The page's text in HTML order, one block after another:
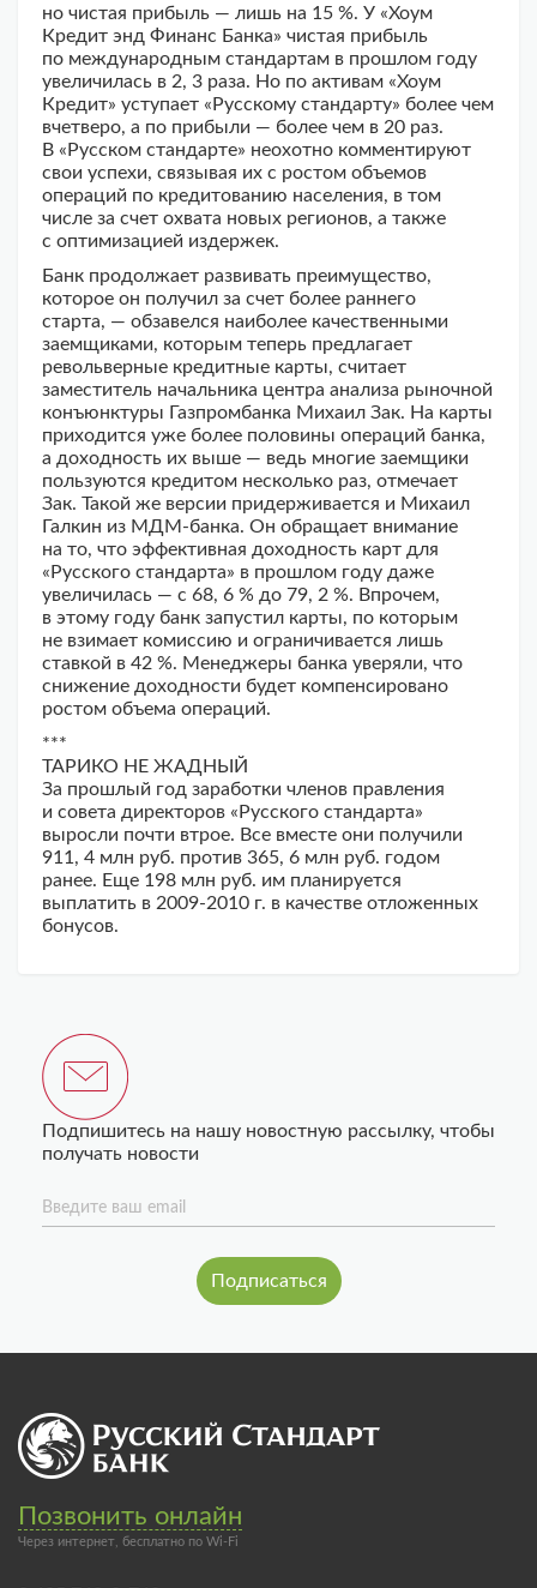
но чистая прибыль — лишь на 15 %. У «Хоум
Кредит энд Финанс Банка» чистая прибыль
по международным стандартам в прошлом году
увеличилась в 2, 3 раза. Но по активам «Хоум
Кредит» уступает «Русскому стандарту» более чем
вчетверо, а по прибыли — более чем в 20 раз.
В «Русском стандарте» неохотно комментируют
свои успехи, связывая их с ростом объемов
операций по кредитованию населения, в том
числе за счет охвата новых регионов, а также
с оптимизацией издержек.
Банк продолжает развивать преимущество,
которое он получил за счет более раннего
старта, — обзавелся наиболее качественными
заемщиками, которым теперь предлагает
револьверные кредитные карты, считает
заместитель начальника центра анализа рыночной
конъюнктуры Газпромбанка Михаил Зак. На карты
приходится уже более половины операций банка,
а доходность их выше — ведь многие заемщики
пользуются кредитом несколько раз, отмечает
Зак. Такой же версии придерживается и Михаил
Галкин из МДМ-банка. Он обращает внимание
на то, что эффективная доходность карт для
«Русского стандарта» в прошлом году даже
увеличилась — с 68, 6 % до 79, 2 %. Впрочем,
в этому году банк запустил карты, по которым
не взимает комиссию и ограничивается лишь
ставкой в 42 %. Менеджеры банка уверяли, что
снижение доходности будет компенсировано
ростом объема операций.
***
ТАРИКО НЕ ЖАДНЫЙ
За прошлый год заработки членов правления
и совета директоров «Русского стандарта»
выросли почти втрое. Все вместе они получили
911, 4 млн руб. против 365, 6 млн руб. годом
ранее. Еще 198 млн руб. им планируется
выплатить в 2009-2010 г. в качестве отложенных
бонусов.
Подпишитесь на нашу новостную рассылку, чтобы
получать новости
Введите ваш email
Позвонить онлайн
Через интернет, бесплатно по Wi-Fi